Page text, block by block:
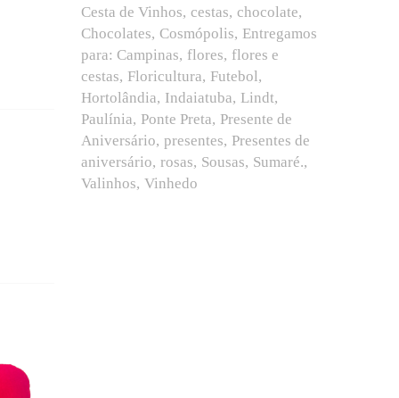
Cesta de Vinhos cestas chocolate
Chocolates Cosmópolis Entregamos
para: Campinas flores flores e
cestas Floricultura Futebol
Hortolândia Indaiatuba Lindt
Paulínia Ponte Preta Presente de
Aniversário presentes Presentes de
aniversário rosas Sousas Sumaré.
Valinhos Vinhedo